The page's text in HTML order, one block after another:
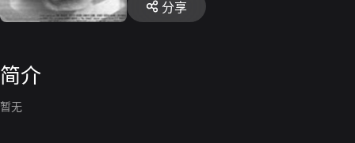
分享
简介
暂无